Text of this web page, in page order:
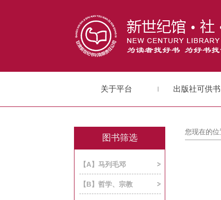
关于平台 出版社可供
图书筛选
【A】马列毛邓
【B】哲学、宗教
您现在的